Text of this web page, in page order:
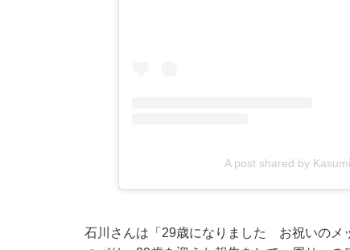
A post shared by
石川さんは「29歳になりました お祝いのメ